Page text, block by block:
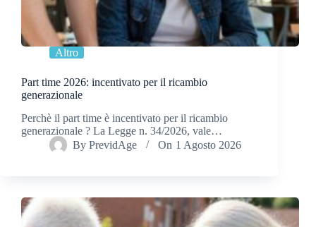
Altro
Part time 2026: incentivato per il ricambio
generazionale
Perchè il part time è incentivato per il ricambio
generazionale ? La Legge n. 34/2026, vale…
By PrevidAge On 1 Agosto 2026